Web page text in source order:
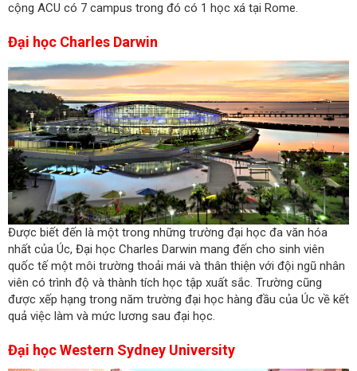
cộng ACU có 7 campus trong đó có 1 học xá tại Rome.
Đại học Charles Darwin
Được biết đến là một trong những trường đại học đa văn hóa
nhất của Úc, Đại học Charles Darwin mang đến cho sinh viên
quốc tế một môi trường thoải mái và thân thiện với đội ngũ nhân
viên có trình độ và thành tích học tập xuất sắc. Trường cũng
được xếp hạng trong năm trường đại học hàng đầu của Úc về kết
quả việc làm và mức lương sau đại học.
Đại học Western Sydney University